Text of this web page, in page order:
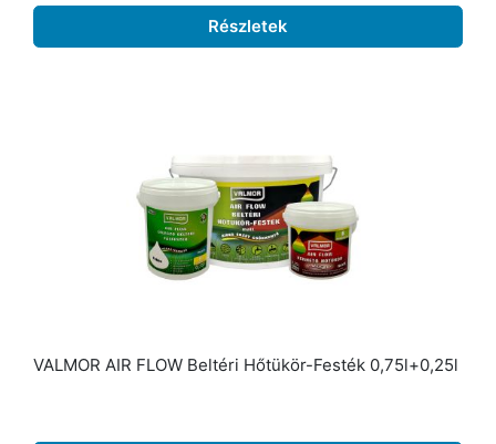
Részletek
VALMOR AIR FLOW Beltéri Hőtükör-Festék 0,75l+0,25l